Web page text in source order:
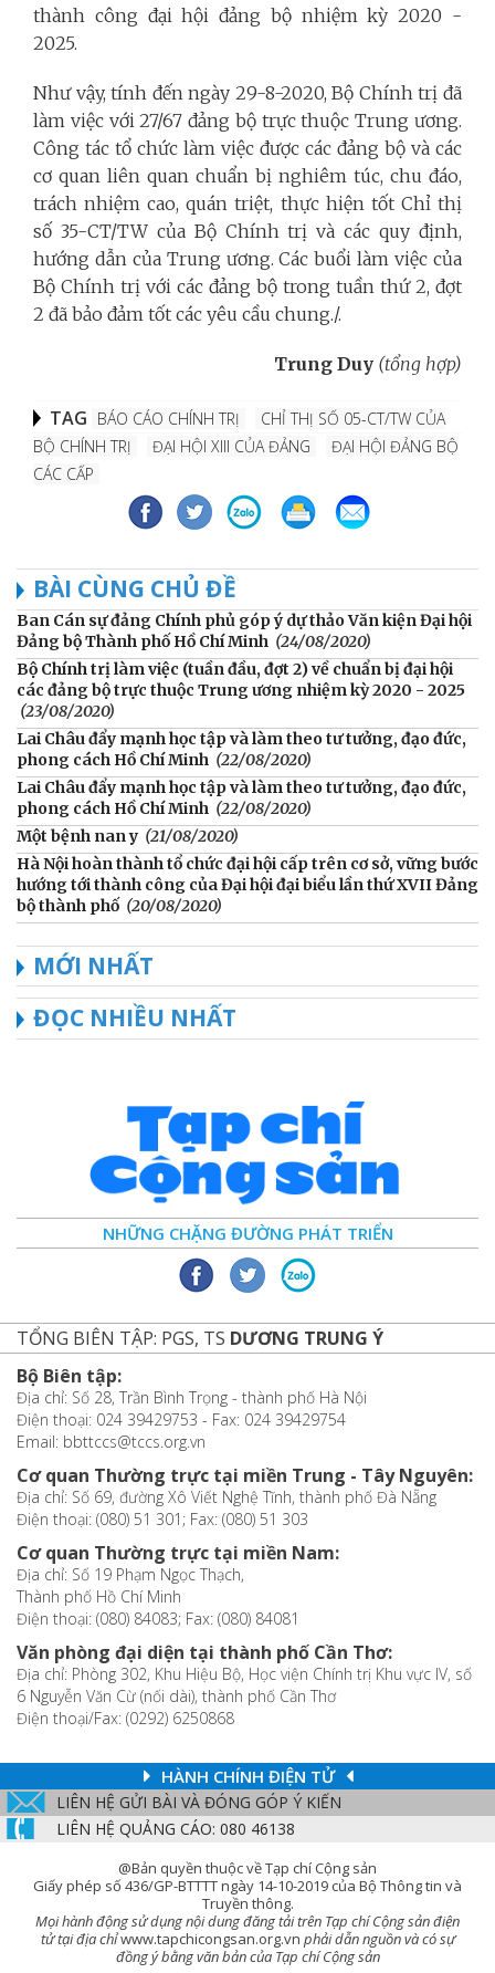
thành công đại hội đảng bộ nhiệm kỳ 2020 -
2025.
Như vậy, tính đến ngày 29-8-2020, Bộ Chính trị đã
làm việc với 27/67 đảng bộ trực thuộc Trung ương.
Công tác tổ chức làm việc được các đảng bộ và các
cơ quan liên quan chuẩn bị nghiêm túc, chu đáo,
trách nhiệm cao, quán triệt, thực hiện tốt Chỉ thị
số 35-CT/TW của Bộ Chính trị và các quy định,
hướng dẫn của Trung ương. Các buổi làm việc của
Bộ Chính trị với các đảng bộ trong tuần thứ 2, đợt
2 đã bảo đảm tốt các yêu cầu chung./.
Trung Duy (tổng hợp)
TAG BÁO CÁO CHÍNH TRỊ
CHỈ THỊ SỐ 05-CT/TW CỦA
BỘ CHÍNH TRỊ
ĐẠI HỘI XIII CỦA ĐẢNG
ĐẠI HỘI ĐẢNG BỘ
CÁC CẤP
BÀI CÙNG CHỦ ĐỀ
Ban Cán sự đảng Chính phủ góp ý dự thảo Văn kiện Đại hội
Đảng bộ Thành phố Hồ Chí Minh (24/08/2020)
Bộ Chính trị làm việc (tuần đầu, đợt 2) về chuẩn bị đại hội
các đảng bộ trực thuộc Trung ương nhiệm kỳ 2020 - 2025
(23/08/2020)
Lai Châu đẩy mạnh học tập và làm theo tư tưởng, đạo đức,
phong cách Hồ Chí Minh (22/08/2020)
Lai Châu đẩy mạnh học tập và làm theo tư tưởng, đạo đức,
phong cách Hồ Chí Minh (22/08/2020)
Một bệnh nan y (21/08/2020)
Hà Nội hoàn thành tổ chức đại hội cấp trên cơ sở, vững bước
hướng tới thành công của Đại hội đại biểu lần thứ XVII Đảng
bộ thành phố (20/08/2020)
MỚI NHẤT
ĐỌC NHIỀU NHẤT
NHỮNG CHẶNG ĐƯỜNG PHÁT TRIỂN
TỔNG BIÊN TẬP: PGS, TS DƯƠNG TRUNG Ý
Bộ Biên tập:
Địa chỉ: Số 28, Trần Bình Trọng - thành phố Hà Nội
Điện thoại: 024 39429753 - Fax: 024 39429754
Email: bbttccs@tccs.org.vn
Cơ quan Thường trực tại miền Trung - Tây Nguyên:
Địa chỉ: Số 69, đường Xô Viết Nghệ Tĩnh, thành phố Đà Nẵng
Điện thoại: (080) 51 301; Fax: (080) 51 303
Cơ quan Thường trực tại miền Nam:
Địa chỉ: Số 19 Phạm Ngọc Thạch,
Thành phố Hồ Chí Minh
Điện thoại: (080) 84083; Fax: (080) 84081
Văn phòng đại diện tại thành phố Cần Thơ:
Địa chỉ: Phòng 302, Khu Hiệu Bộ, Học viện Chính trị Khu vực IV, số
6 Nguyễn Văn Cừ (nối dài), thành phố Cần Thơ
Điện thoại/Fax: (0292) 6250868
HÀNH CHÍNH ĐIỆN TỬ
LIÊN HỆ GỬI BÀI VÀ ĐÓNG GÓP Ý KIẾN
LIÊN HỆ QUẢNG CÁO: 080 46138
@Bản quyền thuộc về Tạp chí Cộng sản
Giấy phép số 436/GP-BTTTT ngày 14-10-2019 của Bộ Thông tin và
Truyền thông.
Mọi hành động sử dụng nội dung đăng tải trên Tạp chí Cộng sản điện
tử tại địa chỉwww.tapchicongsan.org.vn phải dẫn nguồn và có sự
đồng ý bằng văn bản của Tạp chí Cộng sản